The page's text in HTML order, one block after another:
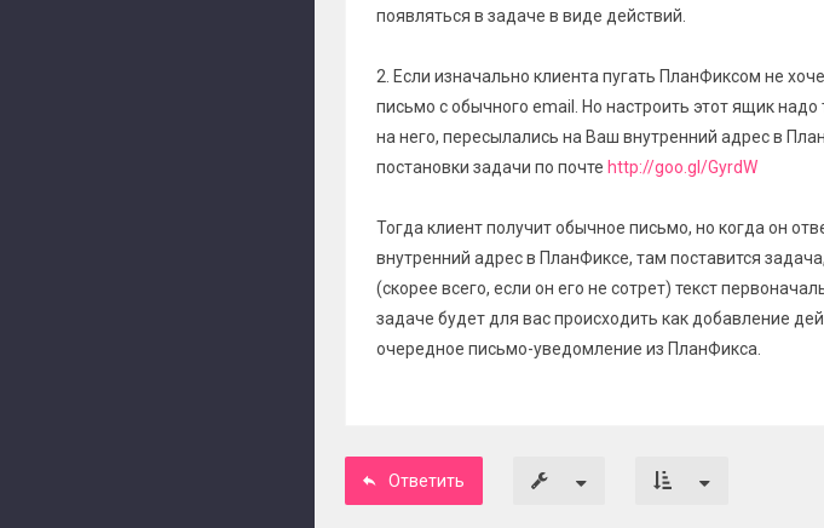
появляться в задаче в виде действий.
2. Если изначально клиента пугать ПланФиксом не
письмо с обычного email. Но настроить этот ящик
на него, пересылались на Ваш внутренний адрес в
постановки задачи по почте http://goo.gl/GyrdW
Тогда клиент получит обычное письмо, но когда он
внутренний адрес в ПланФиксе, там поставится
(скорее всего, если он его не сотрет) текст
задаче будет для вас происходить как добавление
очередное письмо-уведомление из ПланФикса.
Ответить